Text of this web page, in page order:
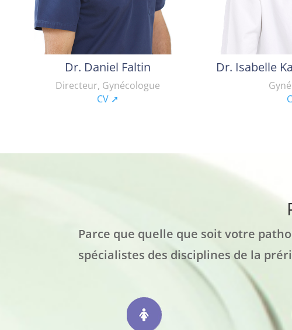
Dr. Daniel Faltin
Directeur, Gynécologue
CV ➚
Dr. Isabelle
Parce que quelle que soit votre
spécialistes des disciplines de la